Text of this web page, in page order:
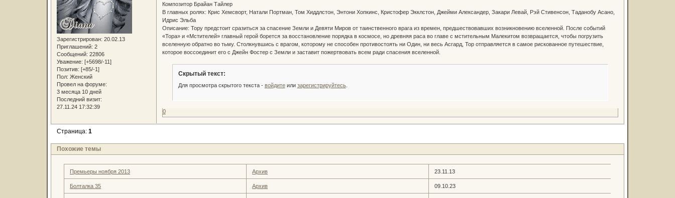
Зарегистрирован: 20.02.13
Приглашений: 2
Сообщений: 22806
Уважение: [+5698/-11]
Позитив: [+85/-1]
Пол: Женский
Провел на форуме:
3 месяца 10 дней
Последний визит:
27.11.24 17:32:39
Композитор Брайан Тайлер
В главных ролях: Крис Хемсворт, Натали Портман, Том Хиддлстон, Энтони Хопкинс, Кристофер Экклстон, Джейми Александер, Закари Левай, Рэй Стивенсон, Таданобу Асано,
Идрис Эльба
Описание: Тору предстоит сразиться за спасение Земли и Девяти Миров от таинственного врага из времен, предшествовавших возникновению вселенной. После событий
«Тора» и «Мстителей» главный герой борется за восстановление порядка в космосе, но древняя раса во главе с мстительным Малекитом возвращается, чтобы погрузить
вселенную обратно во тьму. Столкнувшись с врагом, которому не способен противостоять ни Один, ни весь Асгард, Тор отправляется в самое рискованное путешествие,
которое воссоединит его с Джейн Фостер с Земли и заставит пожертвовать всем ради спасения вселенной.
Скрытый текст:
Для просмотра скрытого текста - войдитеили зарегистрируйтесь.
0
Страница: 1
Похожие темы
Премьеры ноября 2013 Архив 23.11.13
Болталка 35 Архив 09.10.23